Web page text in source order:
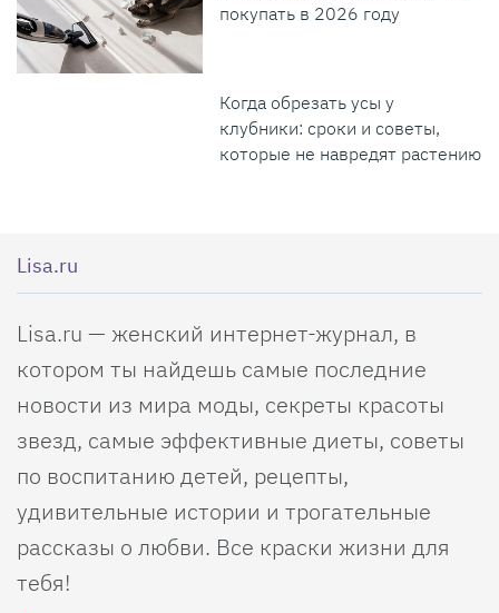
покупать в 2026 году
Когда обрезать усы у
клубники: сроки и советы,
которые не навредят растению
Lisa.ru
Lisa.ru — женский интернет-журнал, в
котором ты найдешь самые последние
новости из мира моды, секреты красоты
звезд, самые эффективные диеты, советы
по воспитанию детей, рецепты,
удивительные истории и трогательные
рассказы о любви. Все краски жизни для
тебя!